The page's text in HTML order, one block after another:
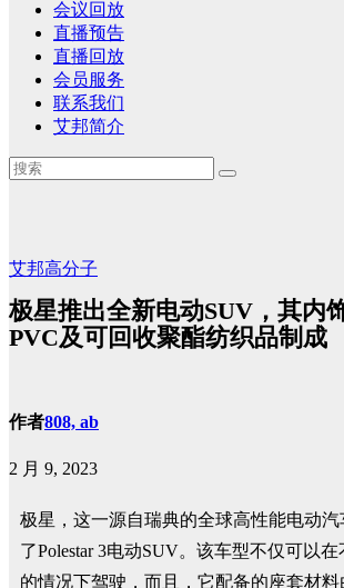
会议回放
直播预告
直播回放
会员服务
联系我们
艾邦简介
艾邦高分子
极星推出全新电动SUV，其内
PVC及可回收聚酯纺织品制成
作者808, ab
2 月 9, 2023
极星，这一源自瑞典的全球高性能电动汽
了Polestar 3电动SUV。该车型不仅可以
的情况下驾驶，而且，它配备的座套材